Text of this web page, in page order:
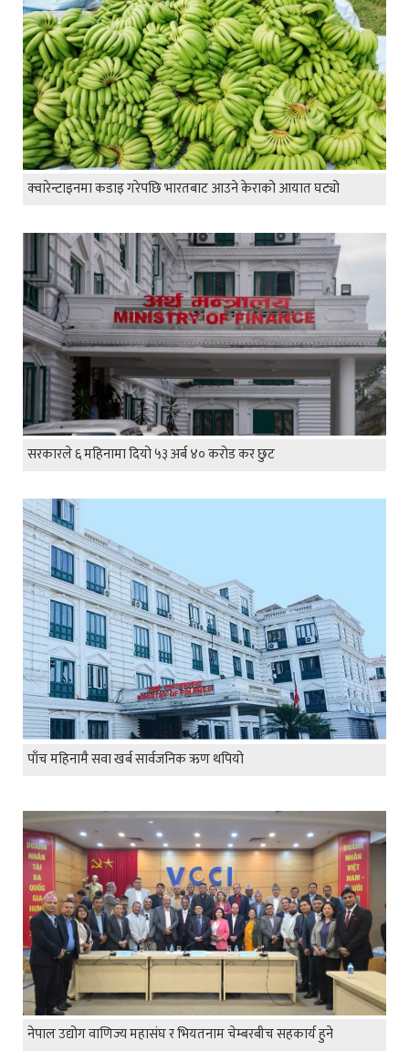
क्वारेन्टाइनमा कडाइ गरेपछि भारतबाट आउने केराको आयात घट्यो
सरकारले ६ महिनामा दियो ५३ अर्ब ४० करोड कर छुट
पाँच महिनामै सवा खर्ब सार्वजनिक ऋण थपियो
नेपाल उद्योग वाणिज्य महासंघ र भियतनाम चेम्बरबीच सहकार्य हुने